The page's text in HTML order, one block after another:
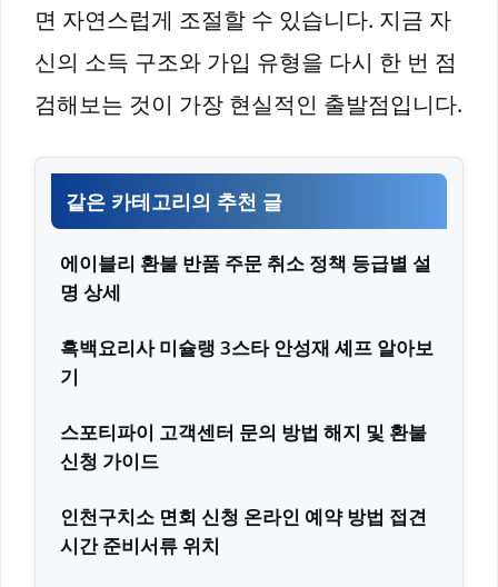
면 자연스럽게 조절할 수 있습니다. 지금 자
신의 소득 구조와 가입 유형을 다시 한 번 점
검해보는 것이 가장 현실적인 출발점입니다.
같은 카테고리의 추천 글
에이블리 환불 반품 주문 취소 정책 등급별 설
명 상세
흑백요리사 미슐랭 3스타 안성재 셰프 알아보
기
스포티파이 고객센터 문의 방법 해지 및 환불
신청 가이드
인천구치소 면회 신청 온라인 예약 방법 접견
시간 준비서류 위치